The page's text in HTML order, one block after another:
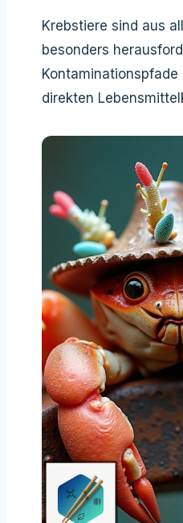
Krebstiere sind aus
besonders
direkten